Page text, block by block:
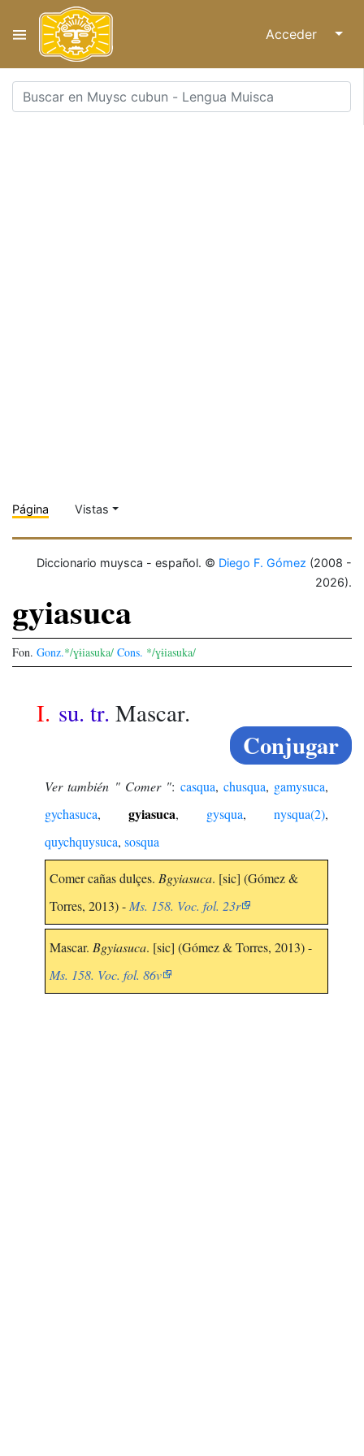
Acceder ↓
Página Vistas
Diccionario muysca - español. © Diego F. Gómez (2008 -
2026).
gyiasuca
Fon. Gonz.*/ɣɨiasuka/ Cons. */ɣɨiasuka/
I. su. tr. Mascar.
Conjugar
Ver también " Comer ": casqua, chusqua, gamysuca,
gychasuca,gyiasuca, gysqua,nysqua(2),
quychquysuca, sosqua
Comer cañas dulçes. Bgyiasuca. [sic] (Gómez &
Torres, 2013) - Ms. 158. Voc. fol. 23r
Mascar. Bgyiasuca. [sic] (Gómez & Torres, 2013) -
Ms. 158. Voc. fol. 86v